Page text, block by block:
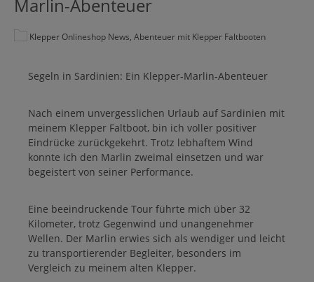
Marlin-Abenteuer
Klepper Onlineshop News, Abenteuer mit Klepper Faltbooten
Segeln in Sardinien: Ein Klepper-Marlin-Abenteuer
Nach einem unvergesslichen Urlaub auf Sardinien mit
meinem Klepper Faltboot, bin ich voller positiver
Eindrücke zurückgekehrt. Trotz lebhaftem Wind
konnte ich den Marlin zweimal einsetzen und war
begeistert von seiner Performance.
Eine beeindruckende Tour führte mich über 32
Kilometer, trotz Gegenwind und unangenehmer
Wellen. Der Marlin erwies sich als wendiger und leicht
zu transportierender Begleiter, besonders im
Vergleich zu meinem alten Klepper.